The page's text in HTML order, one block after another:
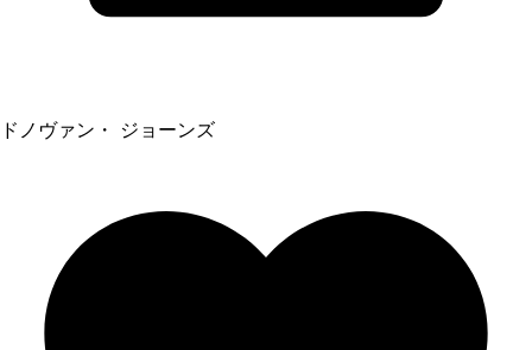
ドノヴァン・ ジョーンズ